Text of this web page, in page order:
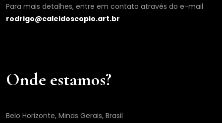
Para mais detalhes, entre em contato através do e-mail
rodrigo@caleidoscopio.art.br
Onde estamos?
Belo Horizonte, Minas Gerais, Brasil